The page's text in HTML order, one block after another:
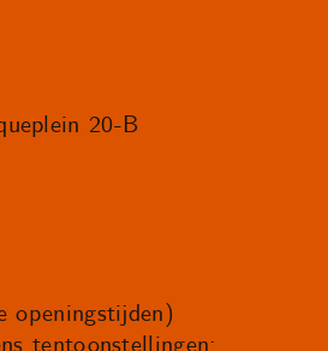
20-B
openingstijden)